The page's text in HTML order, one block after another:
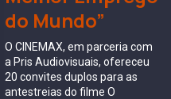
do Mundo”
O CINEMAX, em parceria com
a Pris Audiovisuais, ofereceu
20 convites duplos para as
antestreias do filme O